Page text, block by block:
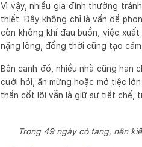
Vì vậy, nhiều gia đình thường
thiết. Đây không chỉ là vấn đề
còn không khí đau buồn, việc
nặng lòng, đồng thời cũng tạo
Bên cạnh đó, nhiều nhà cũng hạn
cưới hỏi, ăn mừng hoặc mở tiệc
thần cốt lõi vẫn là giữ sự tiết chế,
Trong 49 ngày có tang, nên